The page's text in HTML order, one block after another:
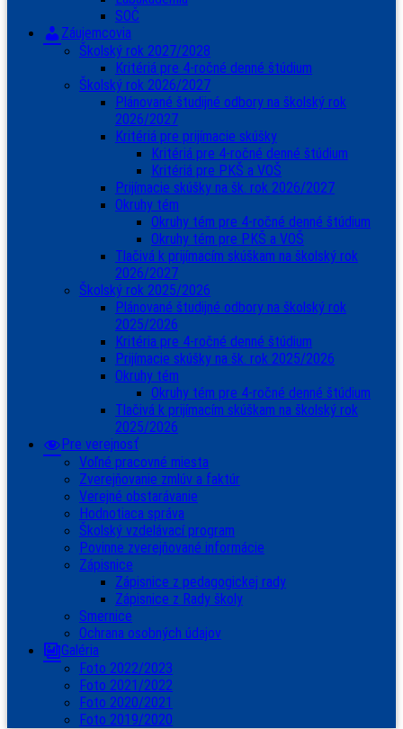
SOČ
Záujemcovia
Školský rok 2027/2028
Kritériá pre 4-ročné denné štúdium
Školský rok 2026/2027
Plánované študijné odbory na školský rok
2026/2027
Kritériá pre prijímacie skúšky
Kritériá pre 4-ročné denné štúdium
Kritériá pre PKŠ a VOŠ
Prijímacie skúšky na šk. rok 2026/2027
Okruhy tém
Okruhy tém pre 4-ročné denné štúdium
Okruhy tém pre PKŠ a VOŠ
Tlačivá k prijímacím skúškam na školský rok
2026/2027
Školský rok 2025/2026
Plánované študijné odbory na školský rok
2025/2026
Kritéria pre 4-ročné denné štúdium
Prijímacie skúšky na šk. rok 2025/2026
Okruhy tém
Okruhy tém pre 4-ročné denné štúdium
Tlačivá k prijímacím skúškam na školský rok
2025/2026
Pre verejnosť
Voľné pracovné miesta
Zverejňovanie zmlúv a faktúr
Verejné obstarávanie
Hodnotiaca správa
Školský vzdelávací program
Povinne zverejňované informácie
Zápisnice
Zápisnice z pedagogickej rady
Zápisnice z Rady školy
Smernice
Ochrana osobných údajov
Galéria
Foto 2022/2023
Foto 2021/2022
Foto 2020/2021
Foto 2019/2020